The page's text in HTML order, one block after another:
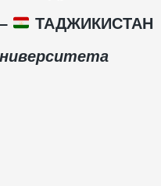
ТАДЖИКИСТАН